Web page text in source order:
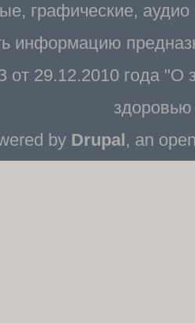
графические,
информацию
29.12.2010 года "О
by Drupal, an